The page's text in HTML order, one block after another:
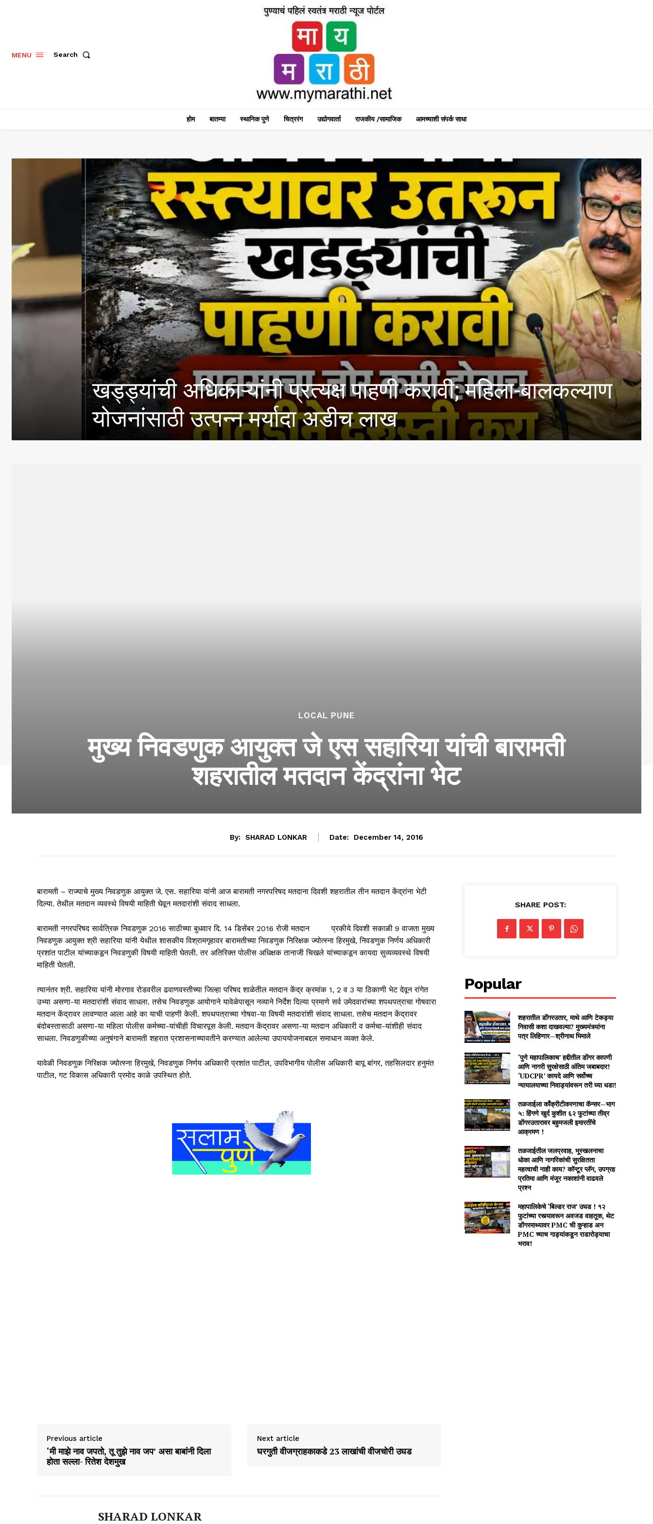
MENU Search
होम बातम्या स्थानिक पुणे चित्ररंग उद्योगवार्ता राजकीय /सामाजिक आमच्याशी संपर्क साधा
खड्ड्यांची अधिकाऱ्यांनी प्रत्यक्ष पाहणी करावी; महिला-बालकल्याण
योजनांसाठी उत्पन्न मर्यादा अडीच लाख
LOCAL PUNE
मुख्‍य निवडणुक आयुक्‍त जे एस सहारिया यांची बारामती
शहरातील मतदान केंद्रांना भेट
By: SHARAD LONKAR Date: December 14, 2016
बारामती – राज्‍याचे मुख्‍य निवडणुक आयुक्‍त जे. एस. सहारिया यांनी आज बारामती नगरपरिषद मतदाना दिवशी शहरातील तीन मतदान केंद्रांना भेटी
दिल्‍या. तेथील मतदान व्‍यवस्‍थे विषयी माहिती घेवून मतदारांशी संवाद साधला.
बारामती नगरपरिषद सार्वत्रिक निवडणुक 2016 साठीच्‍या बुधवार दि. 14 डिसेंबर 2016 रोजी मतदान प्रकीये दिवशी सकाळी 9 वाजता मुख्‍य
निवडणुक आयुक्‍त श्री सहारिया यांनी येथील शासकीय विश्रामगृहावर बारामतीच्‍या निवडणुक निरिक्षक ज्‍योत्‍स्‍ना हिरमुखे, निवडणुक निर्णय अधिकारी
प्रशांत पाटील यांच्‍याकडून निवडणुकी विषयी माहिती घेतली. तर अतिरिक्‍त पोलीस अधिक्षक तानाजी चिखले यांच्‍याकडून कायदा सुव्‍यव्‍यवस्‍थे विषयी
माहिती घेतली.
त्‍यानंतर श्री. सहारिया यांनी मोरगाव रोडवरील ढवाणवस्‍तीच्‍या जिल्‍हा परिषद शाळेतील मतदान केंद्र क्रमांक 1, 2 व 3 या ठिकाणी भेट देवून रांगेत
उभ्‍या असणा-या मतदारांशी संवाद साधला. तसेच निवडणुक आयोगाने यावेळेपासून नव्‍याने निर्देश दिल्‍या प्रमाणे सर्व उमेदवारांच्‍या शपथपत्राचा गोषवारा
मतदान केंद्रावर लावण्‍यात आला आहे का याची पाहणी केली. शपथपत्राच्‍या गोषवा-या विषयी मतदारांशी संवाद साधला. तसेच मतदान केंद्रावर
बंदोबस्‍तासाठी असणा-या महिला पोलीस कर्मच्‍या-यांचीही विचारपूस केली. मतदान केंद्रावर असणा-या मतदान अधिकारी व कर्मचा-यांशीही संवाद
साधला. निवडणुकीच्‍या अनुषंगाने बारामती शहरात प्रशासनाच्‍यावतीने करण्‍यात आलेल्‍या उपाययोजनाबद्दल समाधान व्‍यक्‍त केले.
यावेळी निवडणुक निरिक्षक ज्‍योत्‍स्‍ना हिरमुखे, निवडणुक निर्णय अधिकारी प्रशांत पाटील, उपविभागीय पोलीस अधिकारी बापू बांगर, तहसिलदार हनुमंत
पाटील, गट विकास अधिकारी प्रमोद काळे उपस्थित होते.
Previous article
‘मी माझे नाव जपतो, तू तुझे नाव जप’ असा बाबांनी दिला
होता सल्ला- रितेश देशमुख
Next article
घरगुती वीजग्राहकाकडे 23 लाखांची वीजचोरी उघड
SHARAD LONKAR
SHARE POST:
Popular
शहरातील डोंगरउतार, माथे आणि टेकड्या
निवासी कशा दाखवल्या? मुख्यमंत्र्यांना
पत्र लिहिणार—श्रीनाथ भिमाले
‘पुणे महापालिकाच’ हद्दीतील डोंगर कापणी
आणि नागरी सुरक्षेसाठी अंतिम जबाबदार!
‘UDCPR’ कायदे आणि सर्वोच्च
न्यायालयाच्या निवाड्यांवरून तरी घ्या धडा!
तळजाईला काँक्रीटीकरणाचा कॅन्सर—भाग
५: हिंगणे खुर्द कुशीत ६२ फुटांच्या तीव्र
डोंगरउतारावर बहुमजली इमारतींचे
आक्रमण !
तळजाईतील जलप्रवाह, भूस्खलनाचा
धोका आणि नागरिकांची सुरक्षितता
महत्वाची नाही काय? कॉन्टूर प्लॅन, उपग्रह
प्रतिमा आणि मंजूर नकाशांनी वाढवले
प्रश्न
महापालिकेचे ‘बिल्डर राज’ उघड ! १२
फुटांच्या रस्त्यावरून अवजड वाहतूक, थेट
डोंगरमाथ्यावर PMC ची कुऱ्हाड अन
PMC च्याच गाड्यांकडून राडारोड्याचा
भराव!